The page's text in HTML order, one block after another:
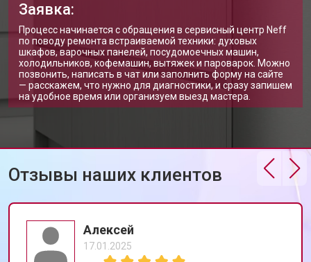
Замена ТЭН посудомоечной
машины Neff
от 1750 ₽ Заказать
Ремонт/замена датчика
температуры
от 1590 ₽ Заказать
Замена замка посудомоечной
машины Neff
от 1600 ₽ Заказать
Корпусный ремонт (замена резинок,
креплений, кнопок)
Ремонт платы управления
(восстановление)
от 2590 ₽ Заказать
Замена датчика мутности от 1900 ₽
Замена датчика соли
Замена заливного клапана
Заявка:
Процесс начинается с обращения в сервисный центр Neff
по поводу ремонта встраиваемой техники: духовых
шкафов, варочных панелей, посудомоечных машин,
холодильников, кофемашин, вытяжек и пароварок. Можно
позвонить, написать в чат или заполнить форму на сайте
— расскажем, что нужно для диагностики, и сразу запишем
на удобное время или организуем выезд мастера.
Отзывы наших клиентов
Алексей
17.01.2025